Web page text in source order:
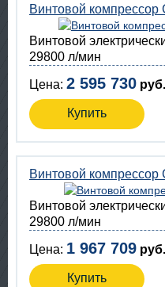
Винтовой компрессор
Винтовой
29800 л/мин
Цена: 2 595 730 руб.
Купить
Винтовой компрессор
Винтовой
29800 л/мин
Цена: 1 967 709 руб.
Купить